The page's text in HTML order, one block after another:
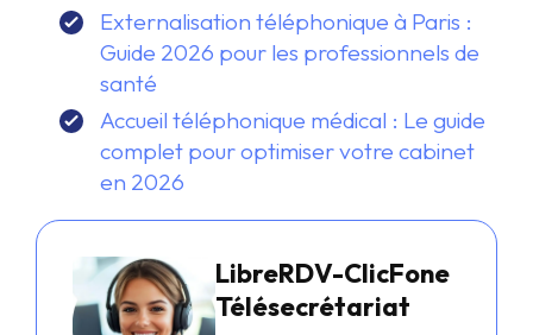
Externalisation téléphonique à Paris :
Guide 2026 pour les professionnels de
santé
Accueil téléphonique médical : Le guide
complet pour optimiser votre cabinet
en 2026
LibreRDV-ClicFone
Télésecrétariat